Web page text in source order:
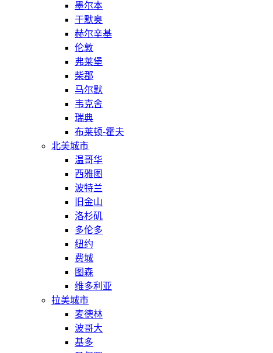
墨尔本
于默奥
赫尔辛基
伦敦
弗莱堡
柴郡
马尔默
韦克舍
瑞典
布莱顿-霍夫
北美城市
温哥华
西雅图
波特兰
旧金山
洛杉矶
多伦多
纽约
费城
图森
维多利亚
拉美城市
麦德林
波哥大
基多